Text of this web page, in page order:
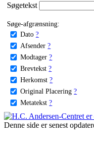
Søgetekst
Søge-afgrænsning:
Dato ?
Afsender ?
Modtager ?
Brevtekst ?
Herkomst ?
Original Placering ?
Metatekst ?
Denne side er senest